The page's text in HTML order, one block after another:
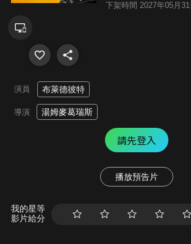
下架時間 2027年05月31
演員 布萊德彼特
導演 湯姆麥葛瑞斯
請先登入
播放預告片
我的星等
影片給分